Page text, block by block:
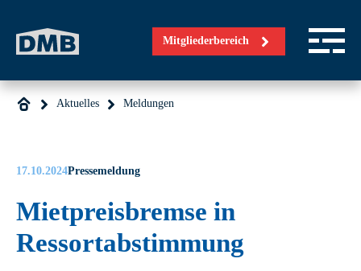
Mitgliederbereich
Aktuelles Meldungen
17.10.2024Pressemeldung
Mietpreisbremse in
Ressortabstimmung